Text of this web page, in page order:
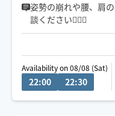
姿勢の崩れや腰、肩
談ください🙋‍♀️✨
Availability on 08/08 (Sat)
22:00 22:30